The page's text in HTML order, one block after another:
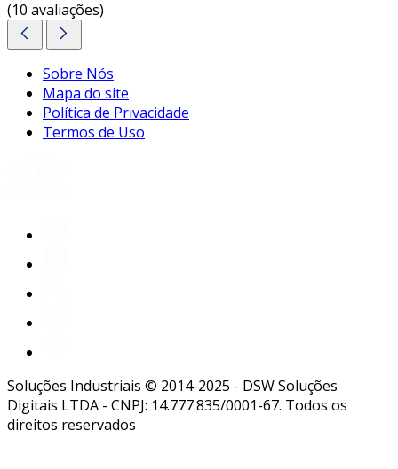
(10 avaliações)
Sobre Nós
Mapa do site
Política de Privacidade
Termos de Uso
Soluções Industriais © 2014-2025 - DSW Soluções
Digitais LTDA - CNPJ: 14.777.835/0001-67. Todos os
direitos reservados